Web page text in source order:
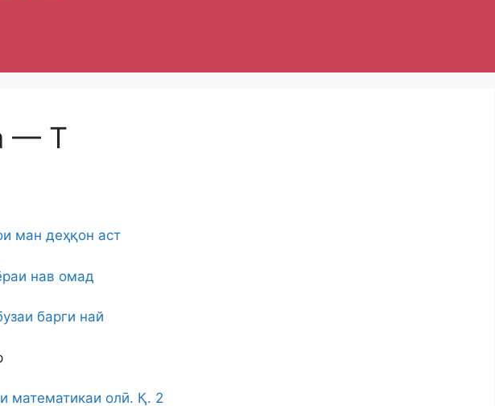
— Т
ман деҳқон аст
нав омад
барги най
математикаи олӣ. Қ. 2